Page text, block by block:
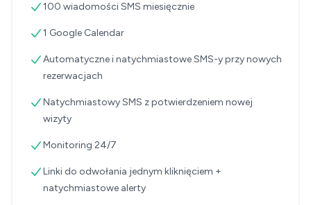
100 wiadomości SMS miesięcznie
1 Google Calendar
Automatyczne i natychmiastowe SMS-y przy nowych
rezerwacjach
Natychmiastowy SMS z potwierdzeniem nowej
wizyty
Monitoring 24/7
Linki do odwołania jednym kliknięciem +
natychmiastowe alerty